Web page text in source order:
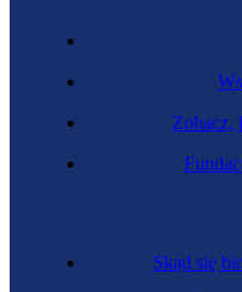
Koordynator
Skąd się
Zobacz,